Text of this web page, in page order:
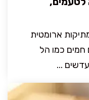
ארומטית
חמים כמו הל
עדשים ...